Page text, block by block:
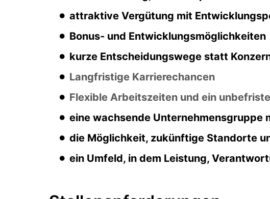
attraktive Vergütung mit
Bonus- und Entwicklungsmöglichkeiten
kurze Entscheidungswege statt
Langfristige Karrierechancen
Flexible Arbeitszeiten und ein
eine wachsende Unternehmensgruppe
die Möglichkeit, zukünftige Standorte
ein Umfeld, in dem Leistung,